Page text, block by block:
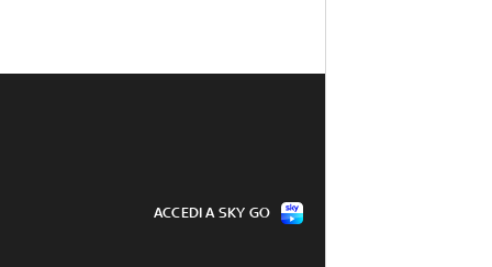
ACCEDI A SKY GO